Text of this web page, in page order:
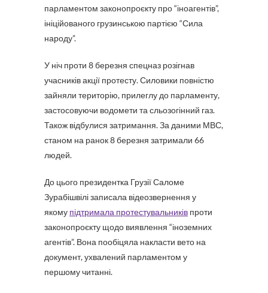
парламентом законопроєкту про “іноагентів”,
ініційованого грузинською партією “Сила
народу”.
У ніч проти 8 березня спецназ розігнав
учасників акції протесту. Силовики повністю
зайняли територію, прилеглу до парламенту,
застосовуючи водомети та сльозогінний газ.
Також відбулися затримання. За даними МВС,
станом на ранок 8 березня затримали 66
людей.
До цього президентка Грузії Саломе
Зурабішвілі записала відеозвернення у
якому підтримала протестувальників проти
законопроєкту щодо виявлення “іноземних
агентів”. Вона пообіцяла накласти вето на
документ, ухвалений парламентом у
першому читанні.